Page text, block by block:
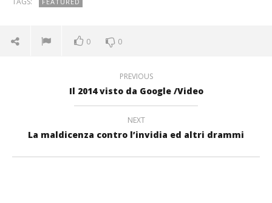
0 0
PREVIOUS
Il 2014 visto da Google /Video
NEXT
La maldicenza contro l’invidia ed altri drammi